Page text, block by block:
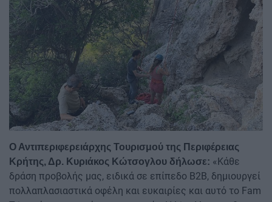
Ο Αντιπεριφερειάρχης Τουρισμού της Περιφέρειας
Κρήτης, Δρ. Κυριάκος Κώτσογλου δήλωσε: «Κάθε
δράση προβολής μας, ειδικά σε επίπεδο Β2Β, δημιουργεί
πολλαπλασιαστικά οφέλη και ευκαιρίες και αυτό το Fam